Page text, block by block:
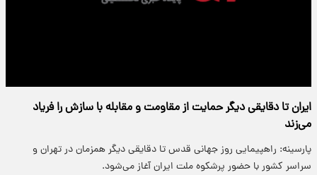
ایران تا دقایقی دیگر حمایت از مقاومت و مقابله با سازش را فریاد
می‌زند
پارسینه: راهپیمایی روز جهانی قدس تا دقایقی دیگر همزمان در تهران و
سراسر کشور با حضور پرشکوه ملت ایران آغاز می‌شود.